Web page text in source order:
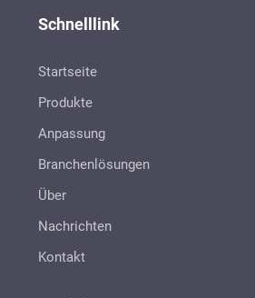
Schnelllink
Startseite
Produkte
Anpassung
Branchenlösungen
Über
Nachrichten
Kontakt